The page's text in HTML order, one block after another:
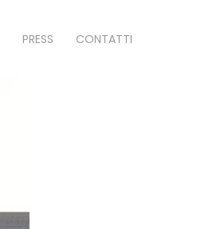
PRESS CONTATTI